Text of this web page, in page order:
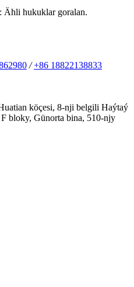
hukuklar goralan.
/ +86 18822138833
köçesi, 8-nji belgili Haýtaý
bloky, Günorta bina, 510-njy